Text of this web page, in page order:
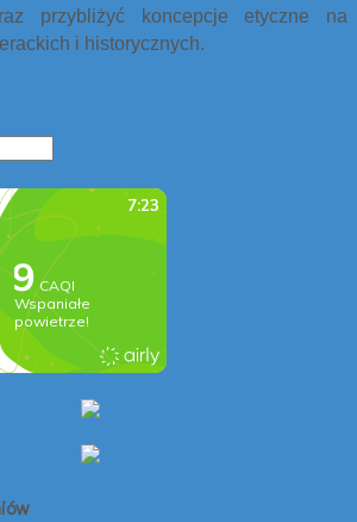
przybliżyć koncepcje etyczne na
i historycznych.